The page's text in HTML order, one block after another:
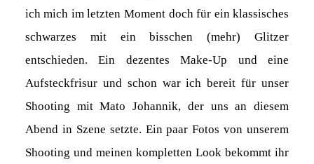
ich mich im letzten Moment doch für ein klassisches
schwarzes mit ein bisschen (mehr) Glitzer
entschieden. Ein dezentes Make-Up und eine
Aufsteckfrisur und schon war ich bereit für unser
Shooting mit Mato Johannik, der uns an diesem
Abend in Szene setzte. Ein paar Fotos von unserem
Shooting und meinen kompletten Look bekommt ihr